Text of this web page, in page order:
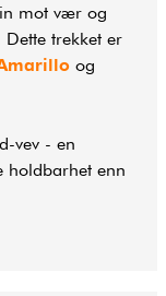
mot vær og
trekket er
og
vev - en
holdbarhet enn